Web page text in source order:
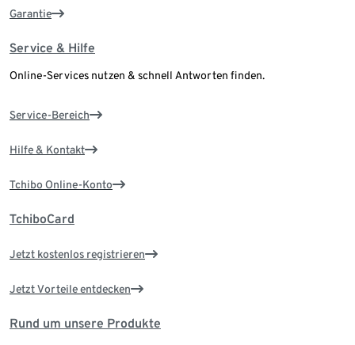
Garantie
Service & Hilfe
Online-Services nutzen & schnell Antworten finden.
Service-Bereich
Hilfe & Kontakt
Tchibo Online-Konto
TchiboCard
Jetzt kostenlos registrieren
Jetzt Vorteile entdecken
Rund um unsere Produkte